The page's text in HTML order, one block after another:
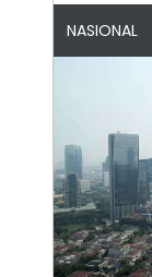
NASIONAL